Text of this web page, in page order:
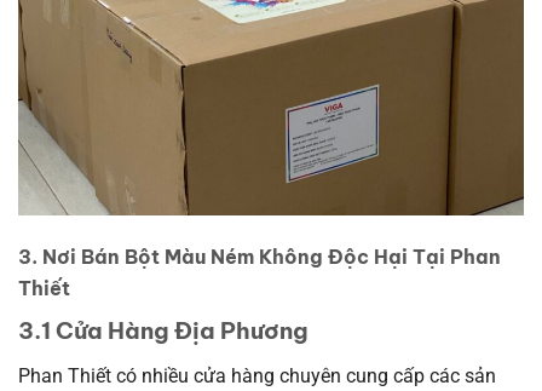
3. Nơi Bán Bột Màu Ném Không Độc Hại Tại Phan
Thiết
3.1 Cửa Hàng Địa Phương
Phan Thiết có nhiều cửa hàng chuyên cung cấp các sản